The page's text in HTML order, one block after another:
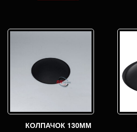
КОЛПАЧОК 130ММ